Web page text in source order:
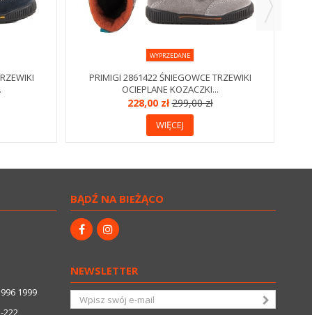
WYPRZEDANE
PRIMIGI 2861422 ŚNIEGOWCE TRZEWIKI
OCIEPLANE KOZACZKI...
228,00 zł299,00 zł
WIĘCEJ
1999
222
BĄDŹ NA BIEŻĄCO
NEWSLETTER